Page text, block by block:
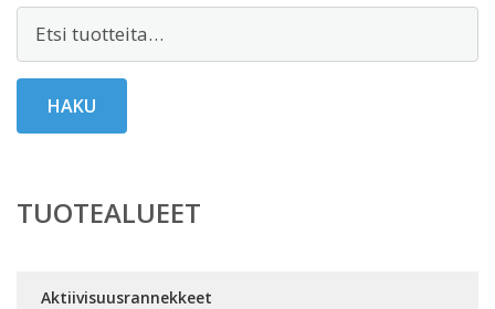
Etsi:
HAKU
TUOTEALUEET
Aktiivisuusrannekkeet